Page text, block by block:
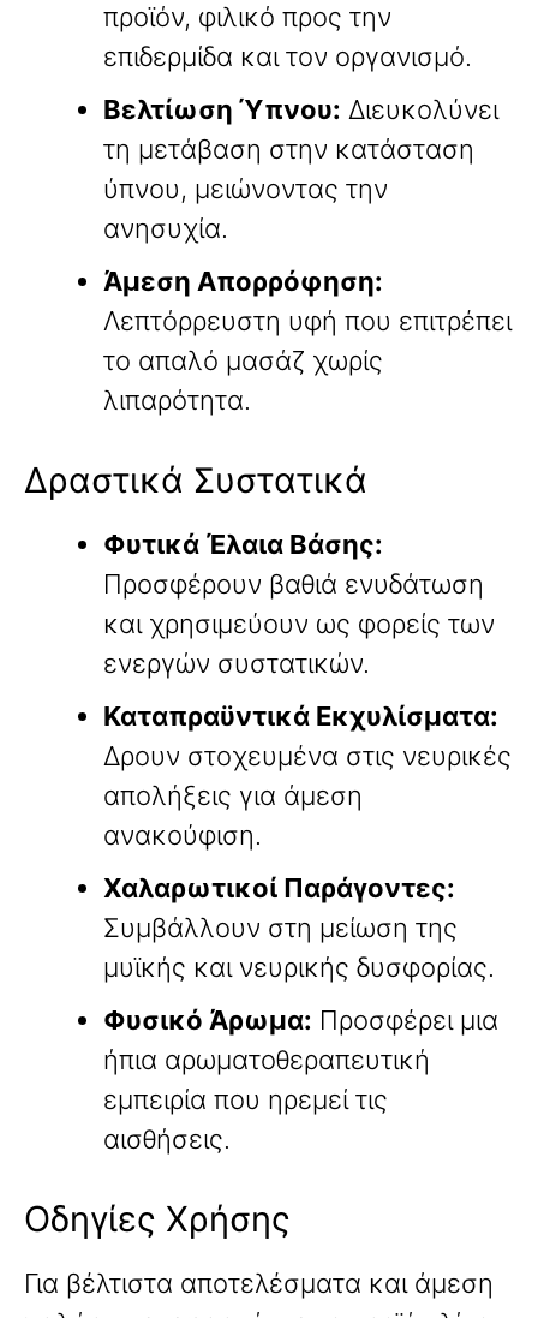
προϊόν, φιλικό προς την
επιδερμίδα και τον οργανισμό.
Βελτίωση Ύπνου: Διευκολύνει
τη μετάβαση στην κατάσταση
ύπνου, μειώνοντας την
ανησυχία.
Άμεση Απορρόφηση:
Λεπτόρρευστη υφή που επιτρέπει
το απαλό μασάζ χωρίς
λιπαρότητα.
Δραστικά Συστατικά
Φυτικά Έλαια Βάσης:
Προσφέρουν βαθιά ενυδάτωση
και χρησιμεύουν ως φορείς των
ενεργών συστατικών.
Καταπραϋντικά Εκχυλίσματα:
Δρουν στοχευμένα στις νευρικές
απολήξεις για άμεση
ανακούφιση.
Χαλαρωτικοί Παράγοντες:
Συμβάλλουν στη μείωση της
μυϊκής και νευρικής δυσφορίας.
Φυσικό Άρωμα: Προσφέρει μια
ήπια αρωματοθεραπευτική
εμπειρία που ηρεμεί τις
αισθήσεις.
Οδηγίες Χρήσης
Για βέλτιστα αποτελέσματα και άμεση